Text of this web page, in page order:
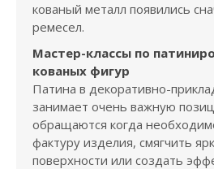
кованый металл появились
ремесел.
Мастер-классы по
кованых фигур
Патина в декоративно-
занимает очень важную
обращаются когда
фактуру изделия, смягчить
поверхности или создать